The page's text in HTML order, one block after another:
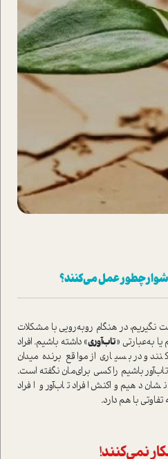
چطور عمل می‌کنند؟
نگیریم، در هنگام روبه‌رویی با مشکلات
به‌عبارتی «تاب‌آوری» داشته باشیم. افراد
و در بسیاری از مواقع برنده میدان
باشیم را کسی برای‌مان نگفته ا‌ست.
دهیم واکنش افراد تاب‌آور و افراد
با هم دارد.
نمی‌کنند!